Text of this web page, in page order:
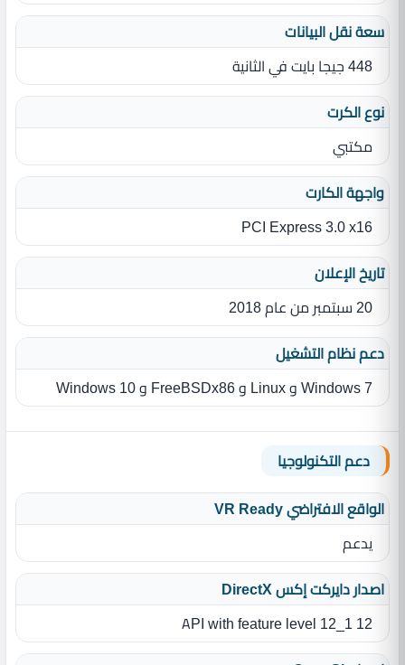
سعة نقل البيانات
448 جيجا بايت في الثانية
نوع الكرت
مكتبي
واجهة الكارت
PCI Express 3.0 x16
تاريخ الإعلان
20 سبتمبر من عام 2018
دعم نظام التشغيل
Windows 7 و Linux و FreeBSDx86 و Windows 10
دعم التكنولوجيا
الواقع الافتراضي VR Ready
يدعم
اصدار دايركت إكس DirectX
12 API with feature level 12_1